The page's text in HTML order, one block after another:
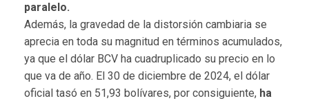
paralelo.
Además, la gravedad de la distorsión cambiaria se
aprecia en toda su magnitud en términos acumulados,
ya que el dólar BCV ha cuadruplicado su precio en lo
que va de año. El 30 de diciembre de 2024, el dólar
oficial tasó en 51,93 bolívares, por consiguiente, ha